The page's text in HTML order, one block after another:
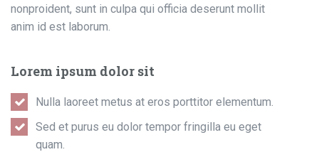
nonproident, sunt in culpa qui officia deserunt mollit
anim id est laborum.
Lorem ipsum dolor sit
Nulla laoreet metus at eros porttitor elementum.
Sed et purus eu dolor tempor fringilla eu eget
quam.